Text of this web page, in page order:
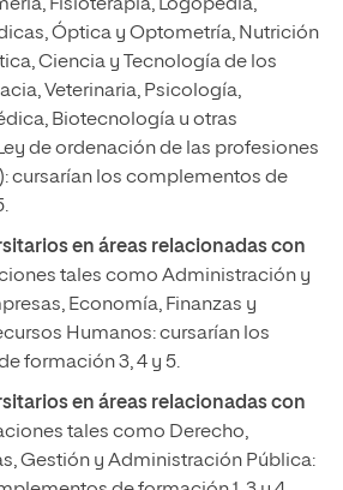
Fisioterapia, Logopedia,
Óptica y Optometría, Nutrición
Ciencia y Tecnología de los
Veterinaria, Psicología,
Biotecnología u otras
de ordenación de las profesiones
cursarían los complementos de
en áreas relacionadas con
tales como Administración y
Economía, Finanzas y
Humanos: cursarían los
formación 3, 4 y 5.
en áreas relacionadas con
tales como Derecho,
Gestión y Administración Pública: